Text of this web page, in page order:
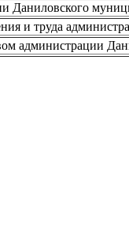
Даниловского
и труда
администрации